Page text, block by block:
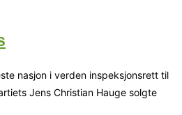
nasjon i verden inspeksjonsrett til
Jens Christian Hauge solgte